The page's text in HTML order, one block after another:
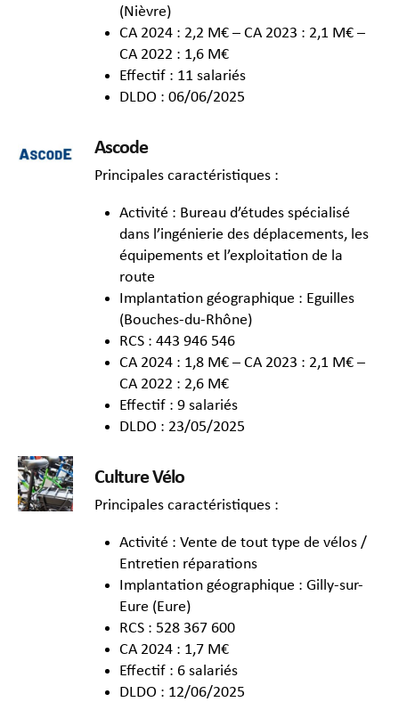
(Nièvre)
CA 2024 : 2,2 M€ – CA 2023 : 2,1 M€ –
CA 2022 : 1,6 M€
Effectif : 11 salariés
DLDO : 06/06/2025
Ascode
Principales caractéristiques :
Activité : Bureau d’études spécialisé
dans l’ingénierie des déplacements, les
équipements et l’exploitation de la
route
Implantation géographique : Eguilles
(Bouches-du-Rhône)
RCS : 443 946 546
CA 2024 : 1,8 M€ – CA 2023 : 2,1 M€ –
CA 2022 : 2,6 M€
Effectif : 9 salariés
DLDO : 23/05/2025
Culture Vélo
Principales caractéristiques :
Activité : Vente de tout type de vélos /
Entretien réparations
Implantation géographique : Gilly-sur-
Eure (Eure)
RCS : 528 367 600
CA 2024 : 1,7 M€
Effectif : 6 salariés
DLDO : 12/06/2025